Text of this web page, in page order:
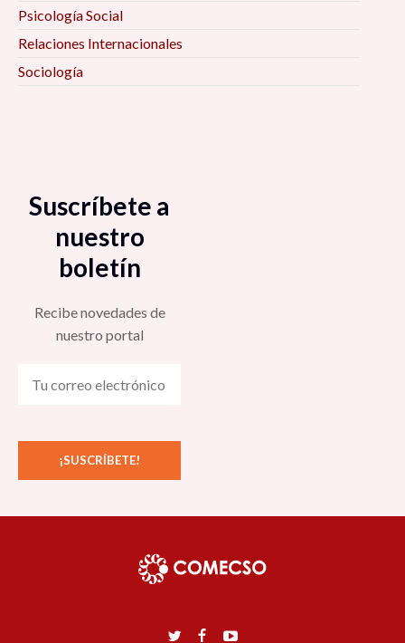
Psicología Social
Relaciones Internacionales
Sociología
Suscríbete a
nuestro
boletín
Recibe novedades de
nuestro portal